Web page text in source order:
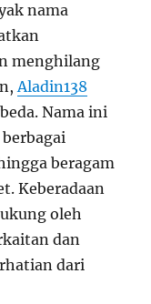
nama
menghilang
Aladin138
Nama ini
beragam
Keberadaan
oleh
dan
dari